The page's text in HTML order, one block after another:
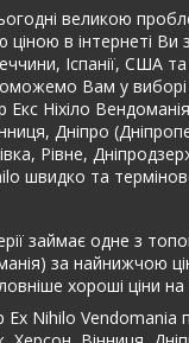
великою
в інтернеті
Іспанії, США
Вам у виборі
Ніхіло
Дніпро
Рівне,
швидко та
займає одне з
за найнижчою
хороші ціни
Nihilo